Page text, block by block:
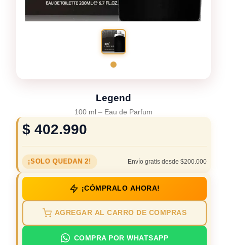
Legend
100 ml – Eau de Parfum
$ 402.990
¡SOLO QUEDAN 2! Envío gratis desde $200.000
¡CÓMPRALO AHORA!
AGREGAR AL CARRO DE COMPRAS
COMPRA POR WHATSAPP